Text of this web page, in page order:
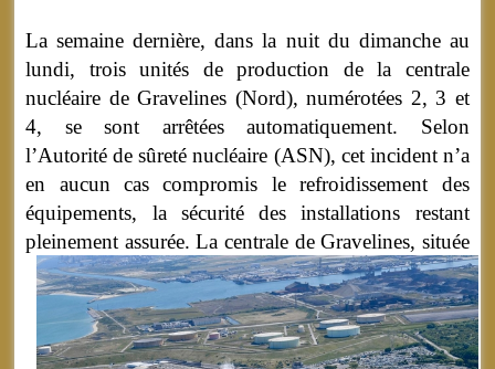
La semaine dernière, dans la nuit du dimanche au
lundi, trois unités de production de la centrale
nucléaire de Gravelines (Nord), numérotées 2, 3 et
4, se sont arrêtées automatiquement. Selon
l’Autorité de sûreté nucléaire (ASN), cet incident n’a
en aucun cas compromis le refroidissement des
équipements, la sécurité des installations restant
pleinement assurée.La centrale de Gravelines, située